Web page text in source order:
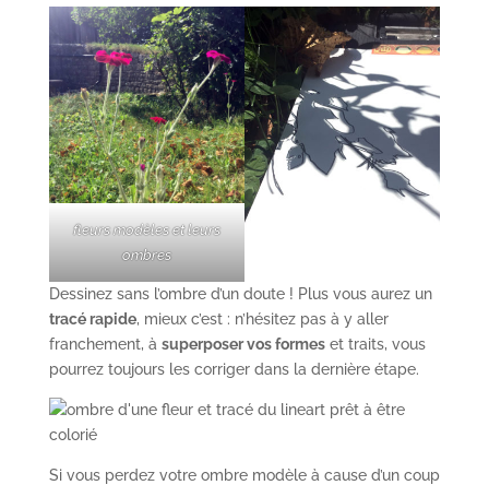
fleurs modèles et leurs
ombres
Dessinez sans l’ombre d’un doute ! Plus vous aurez un
tracé rapide, mieux c’est : n’hésitez pas à y aller
franchement, à superposer vos formeset traits, vous
pourrez toujours les corriger dans la dernière étape.
Si vous perdez votre ombre modèle à cause d’un coup